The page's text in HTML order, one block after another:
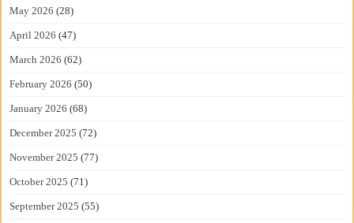
May 2026 (28)
April 2026 (47)
March 2026 (62)
February 2026 (50)
January 2026 (68)
December 2025 (72)
November 2025 (77)
October 2025 (71)
September 2025 (55)